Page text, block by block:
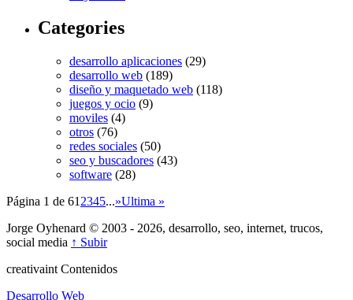
Categories
desarrollo aplicaciones (29)
desarrollo web (189)
diseño y maquetado web (118)
juegos y ocio (9)
moviles (4)
otros (76)
redes sociales (50)
seo y buscadores (43)
software (28)
Página 1 de 61 2345...»Ultima »
Jorge Oyhenard © 2003 - 2026, desarrollo, seo, internet, trucos,
social media ↑ Subir
creativaint Contenidos
Desarrollo Web